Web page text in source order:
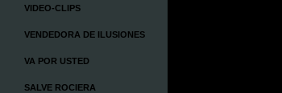
VIDEO-CLIPS
VENDEDORA DE ILUSIONES
VA POR USTED
SALVE ROCIERA